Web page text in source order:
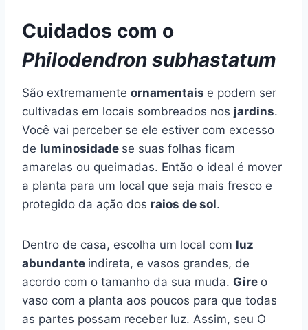
Cuidados com o
Philodendron subhastatum
São extremamente ornamentais e podem ser
cultivadas em locais sombreados nos jardins.
Você vai perceber se ele estiver com excesso
de luminosidade se suas folhas ficam
amarelas ou queimadas. Então o ideal é mover
a planta para um local que seja mais fresco e
protegido da ação dos raios de sol.
Dentro de casa, escolha um local com luz
abundante indireta, e vasos grandes, de
acordo com o tamanho da sua muda. Gire o
vaso com a planta aos poucos para que todas
as partes possam receber luz. Assim, seu O